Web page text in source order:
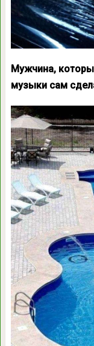
Мужчина,
музыки сам